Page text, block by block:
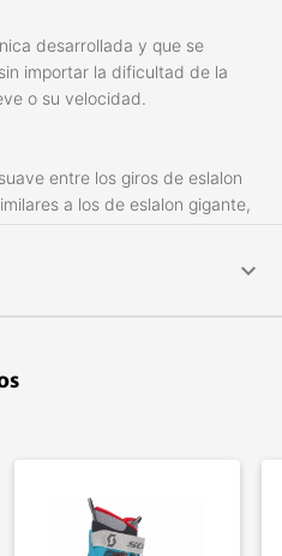
desarrollada y que se
importar la dificultad de la
o su velocidad.
entre los giros de eslalon
a los de eslalon gigante,
Ti, esta construcción
esquí sin renunciar a la
pastilla al girar.
con su gran variedad de